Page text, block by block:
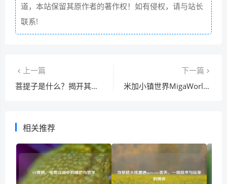
道，本站保留其原作者的著作权！如有侵权，请与站长
联系!
上一篇
菩提子是什么？揭开其背后的历史与功效
下一篇
米加小镇世界MigaWorld下载安全吗？教你辨别正版盗版！
相关推荐